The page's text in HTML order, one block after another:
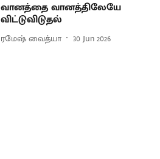
வானத்தை வானத்திலேயே
விட்டுவிடுதல்
ரமேஷ் வைத்யா 30 Jun 2026